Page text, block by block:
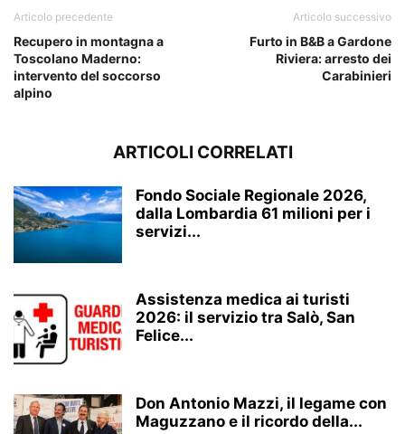
Articolo precedente
Recupero in montagna a
Toscolano Maderno:
intervento del soccorso
alpino
Articolo successivo
Furto in B&B a Gardone
Riviera: arresto dei
Carabinieri
ARTICOLI CORRELATI
Fondo Sociale Regionale 2026,
dalla Lombardia 61 milioni per i
servizi...
Assistenza medica ai turisti
2026: il servizio tra Salò, San
Felice...
Don Antonio Mazzi, il legame con
Maguzzano e il ricordo della...